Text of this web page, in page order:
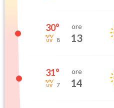
30°
8
ore
13
31°
7
ore
14